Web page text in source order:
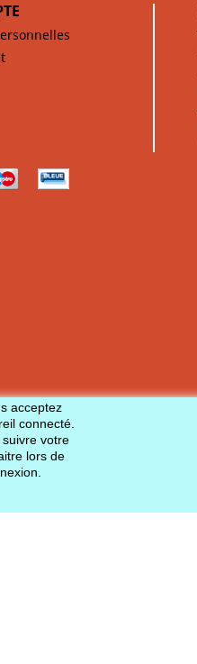
acceptez
connecté.
votre
lors de